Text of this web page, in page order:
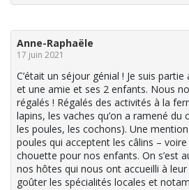
Anne-Raphaële
17 juin 2021
C’était un séjour génial ! Je suis
et une amie et ses 2 enfants. Nous
régalés ! Régalés des activités à la
lapins, les vaches qu’on a ramené du
les poules, les cochons). Une
poules qui acceptent les câlins –
chouette pour nos enfants. On s’est
nos hôtes qui nous ont accueilli à
goûter les spécialités locales et